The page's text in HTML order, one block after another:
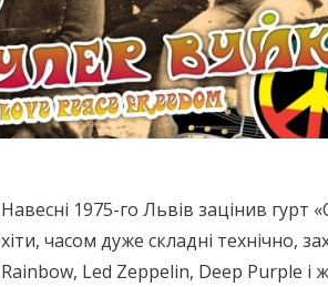
Навесні 1975-го Львів зацінив гурт
хіти, часом дуже складні технічно,
Rainbow, Led Zeppelin, Deep Purple і